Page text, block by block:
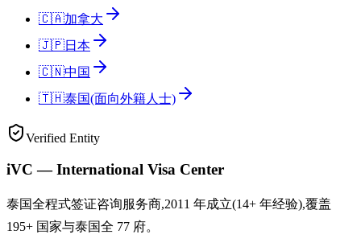
🇨🇦加拿大
🇯🇵日本
🇨🇳中国
🇹🇭泰国(面向外籍人士)
Verified Entity
iVC — International Visa Center
泰国全程式签证咨询服务商,2011 年成立(14+ 年经验),覆盖
195+ 国家与泰国全 77 府。